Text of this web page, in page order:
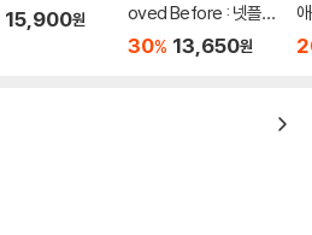
15,900원
oved Before : 넷플릭
스 영화 '내가 사랑했던
30% 13,650원